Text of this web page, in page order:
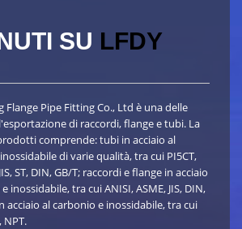
SU LFDY
Flange Pipe Fitting Co., Ltd è una delle
di raccordi, flange e tubi. La
comprende: tubi in acciaio al
di varie qualità, tra cui PI5CT,
ST, DIN, GB/T; raccordi e flange in acciaio
inossidabile, tra cui ANISI, ASME, JIS, DIN,
acciaio al carbonio e inossidabile, tra cui
NPT.